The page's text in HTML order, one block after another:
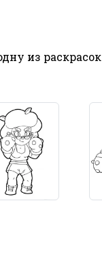
из раскрасок